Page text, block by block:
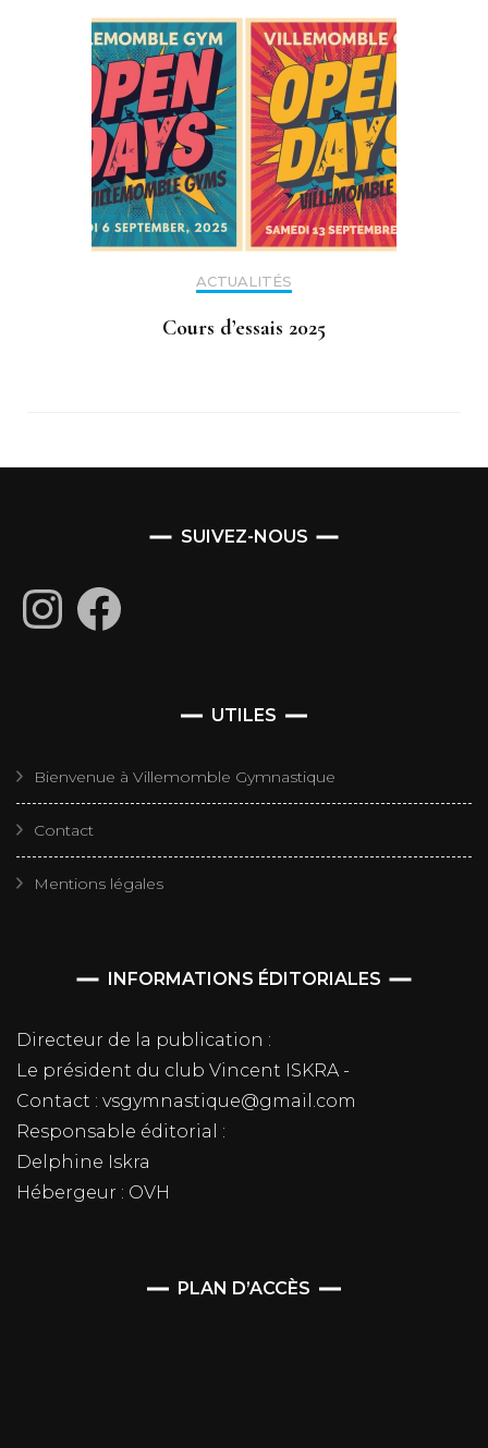
ACTUALITÉS
Cours d’essais 2025
SUIVEZ-NOUS
InstagramFacebook
UTILES
Bienvenue à Villemomble Gymnastique
Contact
Mentions légales
INFORMATIONS ÉDITORIALES
Directeur de la publication :
Le président du club Vincent ISKRA -
Contact : vsgymnastique@gmail.com
Responsable éditorial :
Delphine Iskra
Hébergeur : OVH
PLAN D’ACCÈS